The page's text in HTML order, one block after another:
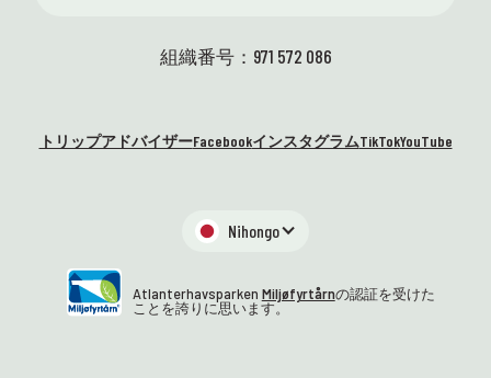
組織番号：971 572 086
トリップアドバイザーFacebookインスタグラムTikTokYouTube
Nihongo
Atlanterhavsparken Miljøfyrtårnの認証を受けた
ことを誇りに思います。